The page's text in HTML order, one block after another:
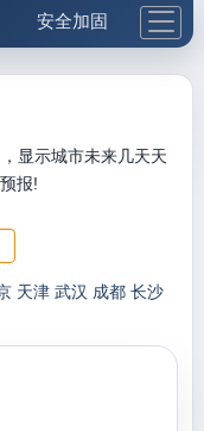
安全加固
显示城市未来几天天
报!
天津 武汉 成都 长沙